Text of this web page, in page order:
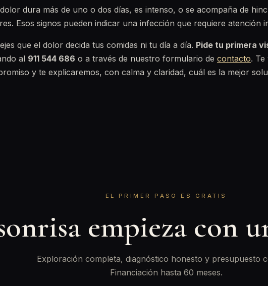
dura más de uno o dos días, es intenso, o se acompaña de
Esos signos pueden indicar una infección que requiere atención
que el dolor decida tus comidas ni tu día a día. Pide tu primera
al 911 544 686 o a través de nuestro formulario de contacto. Te
y te explicaremos, con calma y claridad, cuál es la mejor
EL PRIMER PASO ES GRATIS
empieza con
Exploración completa, diagnóstico honesto y presupuesto
Financiación hasta 60 meses.